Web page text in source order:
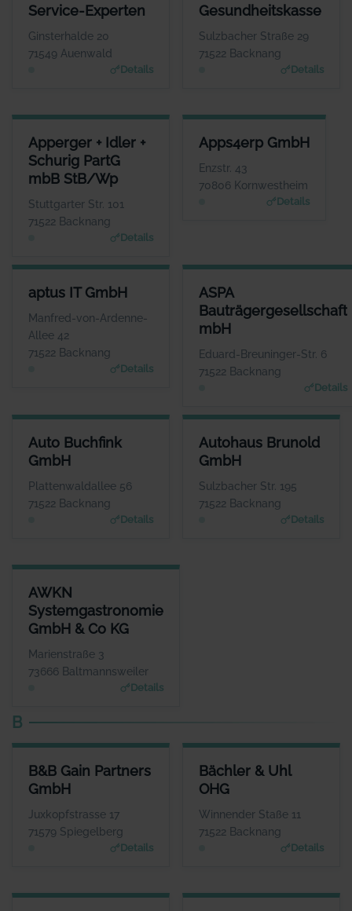
Service-Experten
Ginsterhalde 20
71549 Auenwald
Details
Herr Andreas Schubert
WEBSITE
www.habenseite.de
Gesundheitskasse
Sulzbacher Straße 29
71522 Backnang
Details
Herr Dominik
www.aok.de/bw
Apperger + Idler +
Schurig PartG
mbB StB/Wp
Stuttgarter Str. 101
71522 Backnang
Details
APPERGER + IDLER + SCHURIG PARTG MBB STB/WP
ANSPRECHPARTNER
Frau Simone Apperger-Fichtner
WEBSITE
www.apperger-idler.de
Apps4erp GmbH
Enzstr. 43
70806 Kornwestheim
Details
APPS4ERP GMBH
ANSPRECHPARTNER
Schmischke
WEBSITE
www.appsin.de
aptus IT GmbH
Manfred-von-Ardenne-
Allee 42
71522 Backnang
Details
APTUS IT GMBH
Herr Reinhard Mayer
ASPA
Bauträgergesellschaft
mbH
Eduard-Breuninger-Str. 6
71522 Backnang
Details
ASPA
Herr Andreas
Auto Buchfink
GmbH
Plattenwaldallee 56
71522 Backnang
Details
AUTO BUCHFINK GMBH
ANSPRECHPARTNER
Herr Lothar Buchfink
WEBSITE
www.auto-buchfink.de
Autohaus Brunold
GmbH
Sulzbacher Str. 195
71522 Backnang
Details
AUTOHAUS BRUNOLD GMBH
Herr Günther Uhrich
www.brunold.de
AWKN
Systemgastronomie
GmbH & Co KG
Marienstraße 3
73666 Baltmannsweiler
Details
AWKN SYSTEMGASTRONOMIE GMBH & CO KG
ANSPRECHPARTNER
Herr Hrisowalantis Betikis
B
B&B Gain Partners
GmbH
Juxkopfstrasse 17
71579 Spiegelberg
Details
B&B GAIN PARTNERS GMBH
Herr Hans Günter Lind
www.bb-gain.eu
Bächler & Uhl
OHG
Winnender Staße 11
71522 Backnang
Details
BÄCHLER & UHL OHG
Herr Andreas Uhl
WEBSITE
www.allianz.de